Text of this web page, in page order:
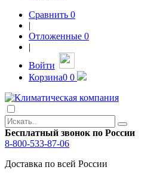
Сравнить 0
|
Отложенные 0
|
Войти
Корзина0 0
Бесплатный звонок по России
8-800-533-87-06
Доставка по всей России